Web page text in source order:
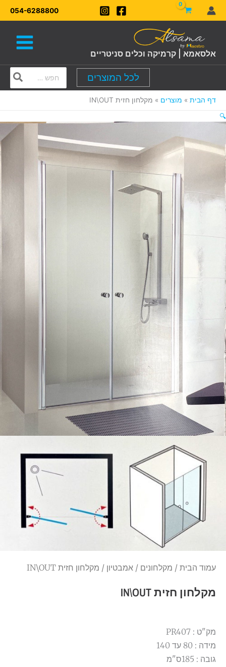
דילוג
לתוכן
054-6288800
אלסאמא | קרמיקה וכלים סניטריים
לכל המוצרים
for:
דף הבית מוצרים
מקלחון חזית IN\OUT
🔍
עמוד הבית / מקלחונים / אמבטיון / מקלחון חזית IN\OUT
מקלחון חזית IN\OUT
מק"ט : PR407
מידה : 80 עד 140
גובה : 185ס"מ